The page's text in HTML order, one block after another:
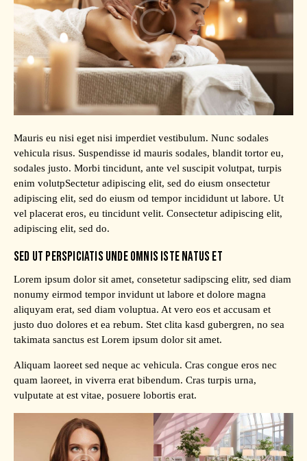
Mauris eu nisi eget nisi imperdiet vestibulum. Nunc sodales
vehicula risus. Suspendisse id mauris sodales, blandit tortor eu,
sodales justo. Morbi tincidunt, ante vel suscipit volutpat, turpis
enim volutpSectetur adipiscing elit, sed do eiusm onsectetur
adipiscing elit, sed do eiusm od tempor incididunt ut labore. Ut
vel placerat eros, eu tincidunt velit. Consectetur adipiscing elit,
adipiscing elit, sed do.
SED UT PERSPICIATIS UNDE OMNIS ISTE NATUS ET
Lorem ipsum dolor sit amet, consetetur sadipscing elitr, sed diam
nonumy eirmod tempor invidunt ut labore et dolore magna
aliquyam erat, sed diam voluptua. At vero eos et accusam et
justo duo dolores et ea rebum. Stet clita kasd gubergren, no sea
takimata sanctus est Lorem ipsum dolor sit amet.
Aliquam laoreet sed neque ac vehicula. Cras congue eros nec
quam laoreet, in viverra erat bibendum. Cras turpis urna,
vulputate at est vitae, posuere lobortis erat.